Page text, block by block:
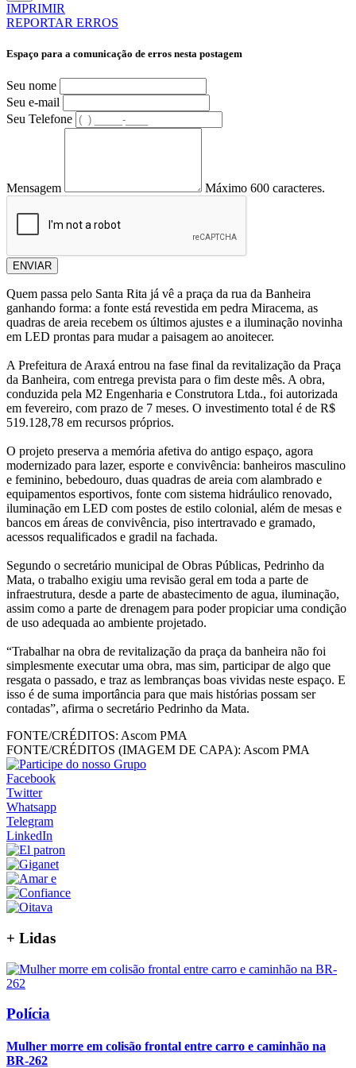
IMPRIMIR
REPORTAR ERROS
Espaço para a comunicação de erros nesta postagem
Seu nome
Seu e-mail
Seu Telefone
Mensagem Máximo 600 caracteres.
ENVIAR
Quem passa pelo Santa Rita já vê a praça da rua da Banheira
ganhando forma: a fonte está revestida em pedra Miracema, as
quadras de areia recebem os últimos ajustes e a iluminação novinha
em LED prontas para mudar a paisagem ao anoitecer.
A Prefeitura de Araxá entrou na fase final da revitalização da Praça
da Banheira, com entrega prevista para o fim deste mês. A obra,
conduzida pela M2 Engenharia e Construtora Ltda., foi autorizada
em fevereiro, com prazo de 7 meses. O investimento total é de R$
519.128,78 em recursos próprios.
O projeto preserva a memória afetiva do antigo espaço, agora
modernizado para lazer, esporte e convivência: banheiros masculino
e feminino, bebedouro, duas quadras de areia com alambrado e
equipamentos esportivos, fonte com sistema hidráulico renovado,
iluminação em LED com postes de estilo colonial, além de mesas e
bancos em áreas de convivência, piso intertravado e gramado,
acessos requalificados e gradil na fachada.
Segundo o secretário municipal de Obras Públicas, Pedrinho da
Mata, o trabalho exigiu uma revisão geral em toda a parte de
infraestrutura, desde a parte de abastecimento de agua, iluminação,
assim como a parte de drenagem para poder propiciar uma condição
de uso adequada ao ambiente projetado.
“Trabalhar na obra de revitalização da praça da banheira não foi
simplesmente executar uma obra, mas sim, participar de algo que
resgata o passado, e traz as lembranças boas vividas neste espaço. E
isso é de suma importância para que mais histórias possam ser
contadas”, afirma o secretário Pedrinho da Mata.
FONTE/CRÉDITOS: Ascom PMA
FONTE/CRÉDITOS (IMAGEM DE CAPA): Ascom PMA
Facebook
Twitter
Whatsapp
Telegram
LinkedIn
+ Lidas
Polícia
Mulher morre em colisão frontal entre carro e caminhão na
BR-262